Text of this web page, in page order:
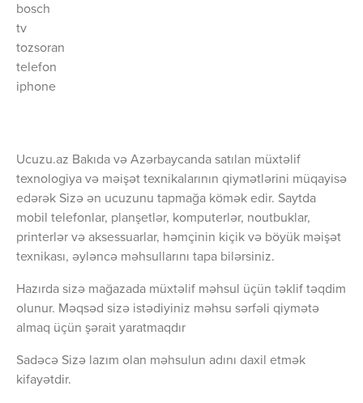
bosch
tv
tozsoran
telefon
iphone
Ucuzu.az Bakıda və Azərbaycanda satılan müxtəlif
texnologiya və məişət texnikalarının qiymətlərini müqayisə
edərək Sizə ən ucuzunu tapmağa kömək edir. Saytda
mobil telefonlar, planşetlər, komputerlər, noutbuklar,
printerlər və aksessuarlar, həmçinin kiçik və böyük məişət
texnikası, əyləncə məhsullarını tapa bilərsiniz.
Hazırda sizə mağazada müxtəlif məhsul üçün təklif təqdim
olunur. Məqsəd sizə istədiyiniz məhsu sərfəli qiymətə
almaq üçün şərait yaratmaqdır
Sadəcə Sizə lazım olan məhsulun adını daxil etmək
kifayətdir.